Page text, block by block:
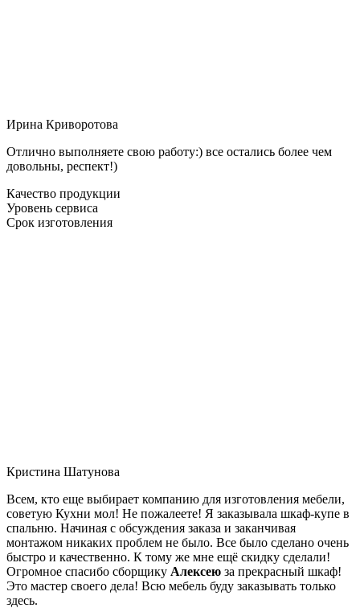
Ирина Криворотова
Отлично выполняете свою работу:) все остались более чем
довольны, респект!)
Качество продукции
Уровень сервиса
Срок изготовления
Кристина Шатунова
Всем, кто еще выбирает компанию для изготовления мебели,
советую Кухни мол! Не пожалеете! Я заказывала шкаф-купе в
спальню. Начиная с обсуждения заказа и заканчивая
монтажом никаких проблем не было. Все было сделано очень
быстро и качественно. К тому же мне ещё скидку сделали!
Огромное спасибо сборщику Алексею за прекрасный шкаф!
Это мастер своего дела! Всю мебель буду заказывать только
здесь.